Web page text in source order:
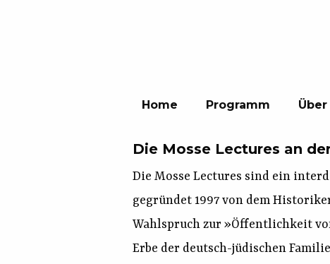
Home Programm
Die Mosse Lectures an
Die Mosse Lectures sind ein
gegründet 1997 von dem
Wahlspruch zur »Öffentlichkeit
Erbe der deutsch-jüdischen